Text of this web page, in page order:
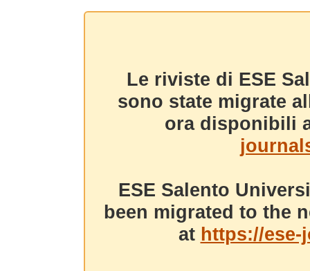
Le riviste di ESE
sono state migrate
ora disponibili
ESE Salento
been migrated to the
at https://